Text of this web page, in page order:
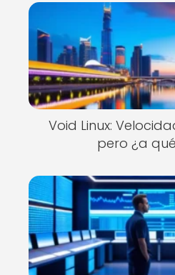
Void Linux:
pero ¿a